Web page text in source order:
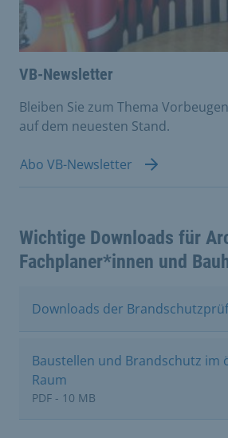
VB-Newsletter
Bleiben Sie zum Thema
auf dem neuesten Stand.
Abo VB-Newsletter
Wichtige Downloads für
Fachplaner*innen und
Downloads der
Baustellen und Brandschutz im
Raum
PDF - 10 MB